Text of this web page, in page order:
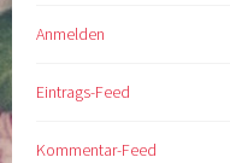
Anmelden
Eintrags-Feed
Kommentar-Feed